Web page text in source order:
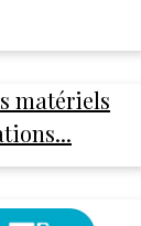
matériels